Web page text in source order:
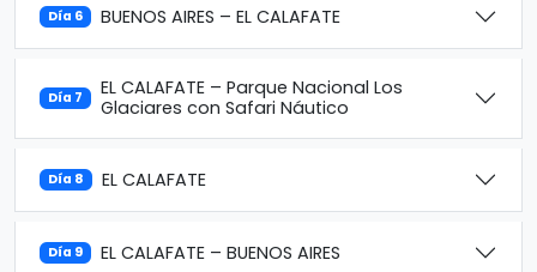
Día 6 BUENOS AIRES – EL CALAFATE
Día 7
EL CALAFATE – Parque Nacional Los
Glaciares con Safari Náutico
Día 8 EL CALAFATE
Día 9 EL CALAFATE – BUENOS AIRES